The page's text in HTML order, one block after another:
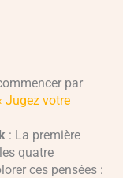
par
Jugez votre
: La première
quatre
ces pensées :